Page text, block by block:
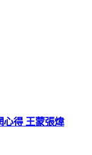
心得 王蒙張煒